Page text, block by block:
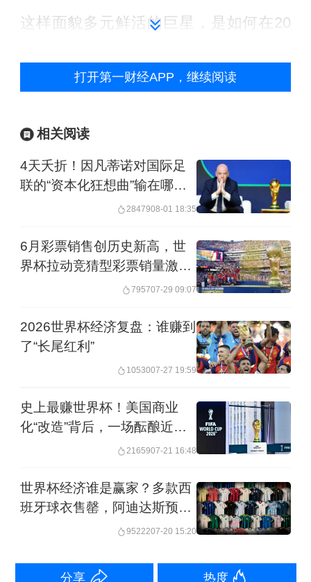
这样面貌多元鲜活的巨星，是如何在20
杯的亲历者，李惠堂怎样看待大赛的魅
同事们的集体照。（受访人供图）
民族崛起中的足坛名将
被客家人视为杰出人物的李惠堂，1905
年10月16日出生于香港岛大坑村。他的
早期在香港从事建筑业，后曾管理广东
省内的交通建设。幼年李惠堂随母亲回
到广东省梅州市五华县锡坑镇的老家，
住在父亲出资建造的家族大宅“联庆
打开第一财经APP，继续阅读
相关阅读
4天夭折！因凡蒂诺对国际足
联的“资本化狂想曲”输在哪
2847908-01 18:35
6月彩票销售创历史新高，世
界杯拉动竞猜型彩票销量激增
795707-29 09:07
2026世界杯经济复盘：谁赚到
了“长尾红利”
1053007-27 19:59
史上最赚世界杯！美国商业
化“改造”背后，一场酝酿近二
2165907-21 16:48
世界杯经济谁是赢家？多款西
班牙球衣售罄，阿迪达斯预计
相关销售超17亿美元
9522207-20 15:20
分享 热度